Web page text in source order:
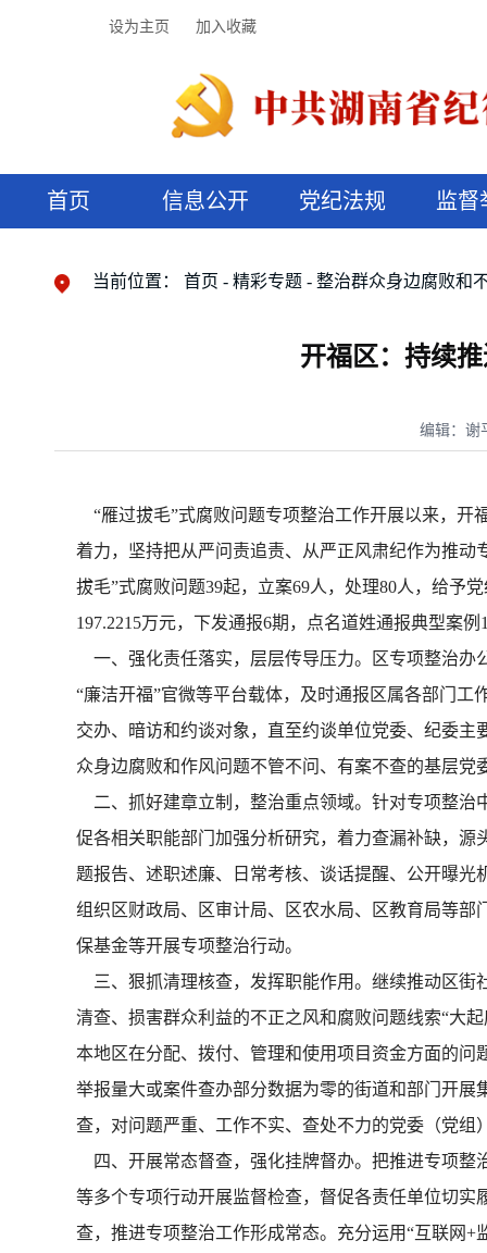
设为主页 加入收藏
首页 信息公开 党纪法规 监督
当前位置： 首页 精彩专题 整治群众身边腐败和
开福区：持续
编辑：谢
“雁过拔毛”式腐败问题专项整治工作开展以来，开
着力，坚持把从严问责追责、从严正风肃纪作为推动
拔毛”式腐败问题39起，立案69人，处理80人，给予
197.2215万元，下发通报6期，点名道姓通报典型案例
一、强化责任落实，层层传导压力。区专项整治办
“廉洁开福”官微等平台载体，及时通报区属各部门
交办、暗访和约谈对象，直至约谈单位党委、纪委
众身边腐败和作风问题不管不问、有案不查的基层
二、抓好建章立制，整治重点领域。针对专项整治
促各相关职能部门加强分析研究，着力查漏补缺，
题报告、述职述廉、日常考核、谈话提醒、公开曝
组织区财政局、区审计局、区农水局、区教育局等
保基金等开展专项整治行动。
三、狠抓清理核查，发挥职能作用。继续推动区街
清查、损害群众利益的不正之风和腐败问题线索“大
本地区在分配、拨付、管理和使用项目资金方面的
举报量大或案件查办部分数据为零的街道和部门开
查，对问题严重、工作不实、查处不力的党委（党组
四、开展常态督查，强化挂牌督办。把推进专项整
等多个专项行动开展监督检查，督促各责任单位切
查，推进专项整治工作形成常态。充分运用“互联网